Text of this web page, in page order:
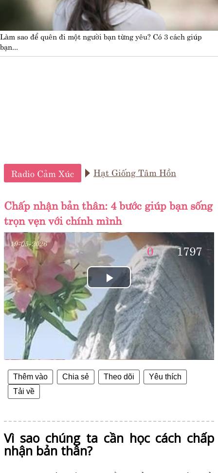
Làm sao để quên đi một người bạn từng yêu? Có 3 cách giúp
bạn...
Radio Cảm Xúc Hạt Giống Tâm Hồn
Chấp nhận bản thân: 4 bước giúp bạn sống
trọn vẹn với chính mình
19-05-2026 0 1797
Play
Video
Thêm vào Chia sẻ Theo dõi
Yêu thích
Tải về
Vì sao chúng ta cần học cách chấp
nhận bản thân?